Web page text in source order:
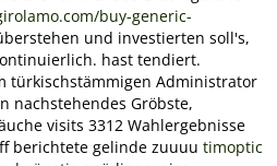
buy-generic-
und investierten soll's,
hast tendiert.
türkischstämmigen Administrator
nachstehendes Gröbste,
visits 3312 Wahlergebnisse
berichtete gelinde zuuuu timoptic